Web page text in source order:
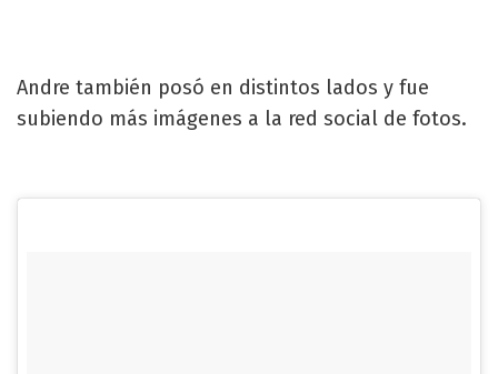
Andre también posó en distintos lados y fue
subiendo más imágenes a la red social de fotos.